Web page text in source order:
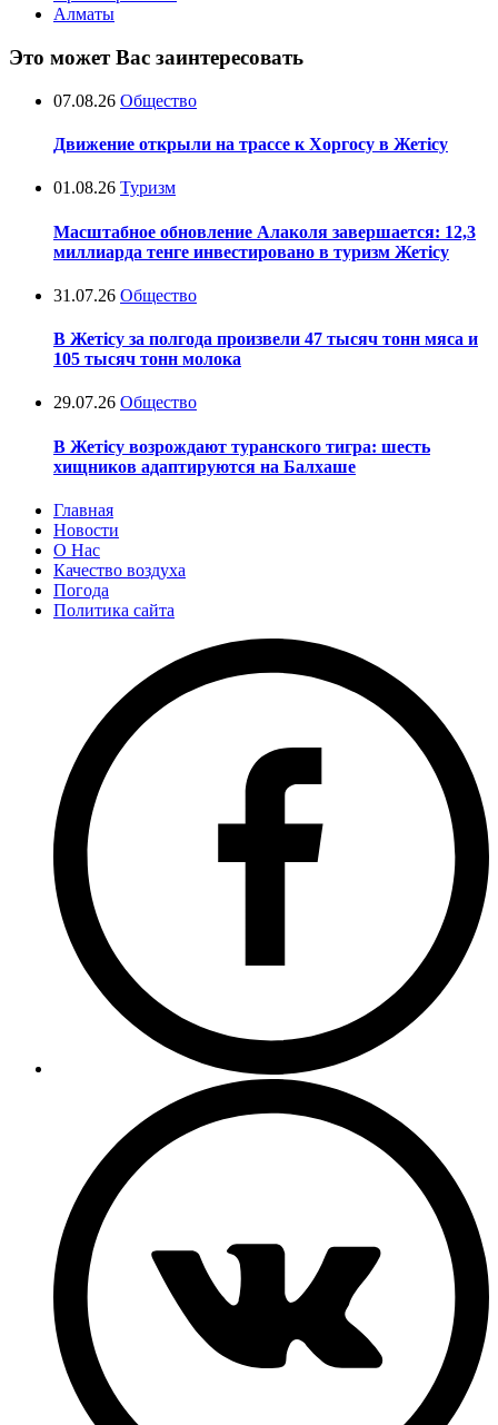
Алматы
Это может Вас заинтересовать
07.08.26 Общество
Движение открыли на трассе к Хоргосу в Жетісу
01.08.26 Туризм
Масштабное обновление Алаколя завершается: 12,3
миллиарда тенге инвестировано в туризм Жетісу
31.07.26 Общество
В Жетісу за полгода произвели 47 тысяч тонн мяса и
105 тысяч тонн молока
29.07.26 Общество
В Жетісу возрождают туранского тигра: шесть
хищников адаптируются на Балхаше
Главная
Новости
О Нас
Качество воздуха
Погода
Политика сайта